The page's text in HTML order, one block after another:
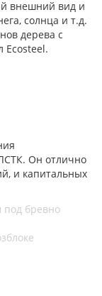
внешний вид и
солнца и т.д.
дерева с
Ecosteel.
Он отлично
и капитальных